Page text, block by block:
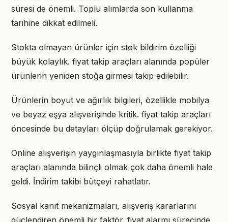
süresi de önemli. Toplu alımlarda son kullanma
tarihine dikkat edilmeli.
Stokta olmayan ürünler için stok bildirim özelliği
büyük kolaylık. fiyat takip araçları alanında popüler
ürünlerin yeniden stoğa girmesi takip edilebilir.
Ürünlerin boyut ve ağırlık bilgileri, özellikle mobilya
ve beyaz eşya alışverişinde kritik. fiyat takip araçları
öncesinde bu detayları ölçüp doğrulamak gerekiyor.
Online alışverişin yaygınlaşmasıyla birlikte fiyat takip
araçları alanında bilinçli olmak çok daha önemli hale
geldi. İndirim takibi bütçeyi rahatlatır.
Sosyal kanıt mekanizmaları, alışveriş kararlarını
güçlendiren önemli bir faktör. fiyat alarmı sürecinde